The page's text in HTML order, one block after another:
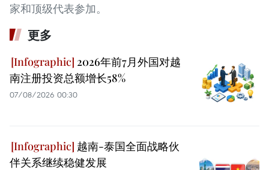
家和顶级代表参加。
更多
2026年前7月外国对越
南注册投资总额增长58%
07/08/2026 00:30
越南-泰国全面战略伙
伴关系继续稳健发展